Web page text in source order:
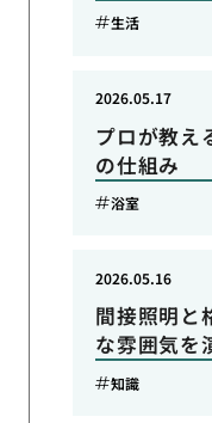
生活
プロが教え
の仕組み
2026.05.17
浴室
間接照明と
な雰囲気を
2026.05.16
知識